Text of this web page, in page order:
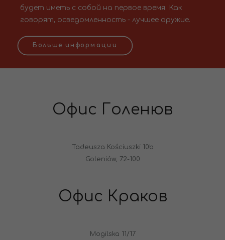
будет иметь с собой на первое время. Как
говорят, осведомленность - лучшее оружие.
Больше информации
Офис Голенюв
Tadeusza Kościuszki 10b
Goleniów, 72-100
Офис Краков
Mogilska 11/17